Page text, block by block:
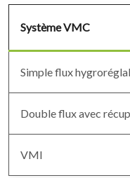
Système VMC
Simple flux
Double flux avec
VMI